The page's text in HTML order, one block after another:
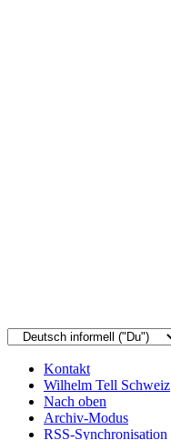
Kontakt
Wilhelm Tell Schweiz
Nach oben
Archiv-Modus
RSS-Synchronisation